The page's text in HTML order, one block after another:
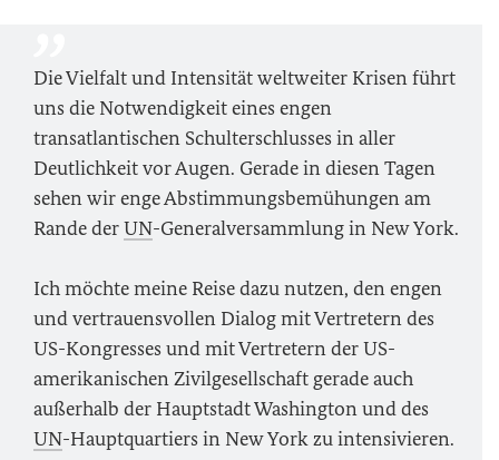
Die Vielfalt und Intensität weltweiter Krisen führt
uns die Notwendigkeit eines engen
transatlantischen Schulterschlusses in aller
Deutlichkeit vor Augen. Gerade in diesen Tagen
sehen wir enge Abstimmungsbemühungen am
Rande derUN-Generalversammlung in New York.
Ich möchte meine Reise dazu nutzen, den engen
und vertrauensvollen Dialog mit Vertretern des
US-Kongresses und mit Vertretern der US-
amerikanischen Zivilgesellschaft gerade auch
außerhalb der Hauptstadt Washington und des
UN-Hauptquartiers in New York zu intensivieren.